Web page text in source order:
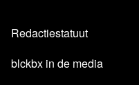
Redactiestatuut
blckbx in de media